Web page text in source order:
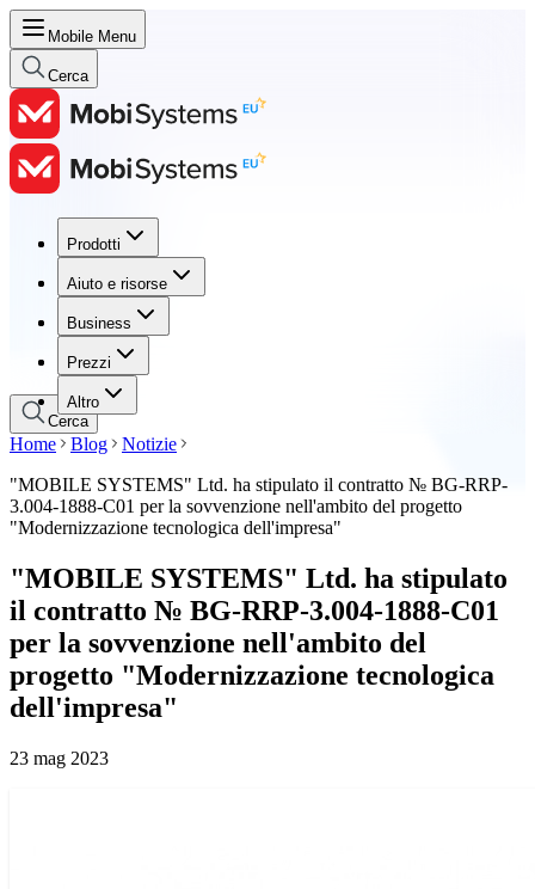
Mobile Menu
Cerca
Prodotti
Aiuto e risorse
Business
Prezzi
Altro
Prodotti
Aiuto e risorse
Business
Prezzi
Cerca
Home Blog
Notizie
"MOBILE SYSTEMS" Ltd. ha stipulato il contratto № BG-RRP-
3.004-1888-C01 per la sovvenzione nell'ambito del progetto
"Modernizzazione tecnologica dell'impresa"
"MOBILE SYSTEMS" Ltd. ha stipulato
il contratto № BG-RRP-3.004-1888-C01
per la sovvenzione nell'ambito del
progetto "Modernizzazione tecnologica
dell'impresa"
23 mag 2023